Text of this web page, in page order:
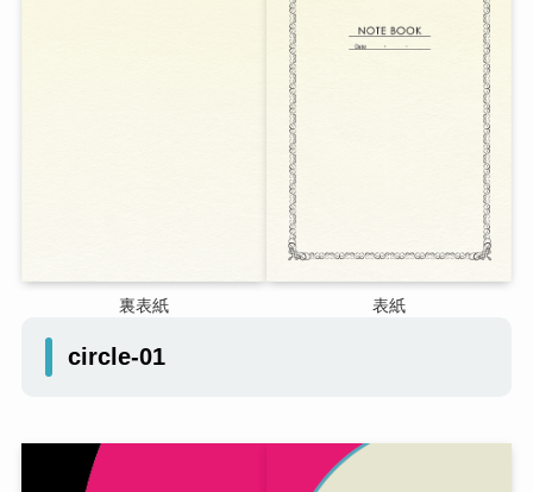
裏表紙 表紙
circle-01